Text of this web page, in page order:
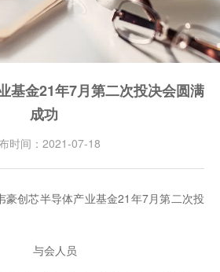
基金21年7月第二次投决会圆满
成功
时间：2021-07-18
豪创芯半导体产业基金21年7月第二次投
与会人员